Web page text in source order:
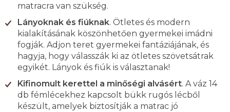
matracra van szükség.
Lányoknak és fiúknak. Ötletes és modern
kialakításának köszönhetően gyermekei imádni
fogják. Adjon teret gyermekei fantáziájának, és
hagyja, hogy válasszák ki az ötletes szövetsátrak
egyikét. Lányok és fiúk is választanak!
Kifinomult kerettel a minőségi alvásért. A váz 14
db fémlécekhez kapcsolt bükk rugós lécből
készült, amelyek biztosítják a matrac jó